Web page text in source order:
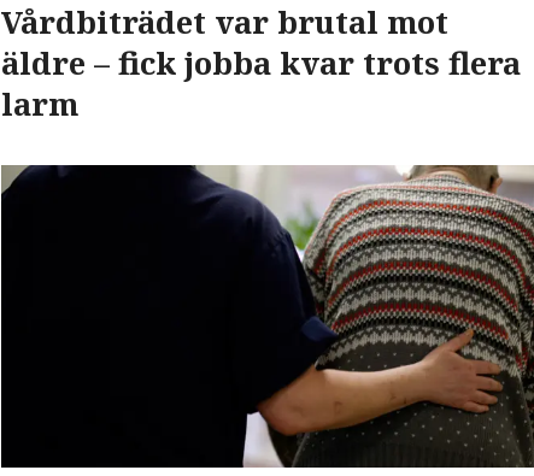
Vårdbiträdet var brutal mot
äldre – fick jobba kvar trots flera
larm